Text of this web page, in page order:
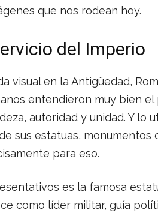
que nos rodean hoy.
del Imperio
visual en la Antigüedad,
entendieron muy bien
autoridad y unidad. Y lo
sus estatuas,
para eso.
es la famosa
como líder militar, guía